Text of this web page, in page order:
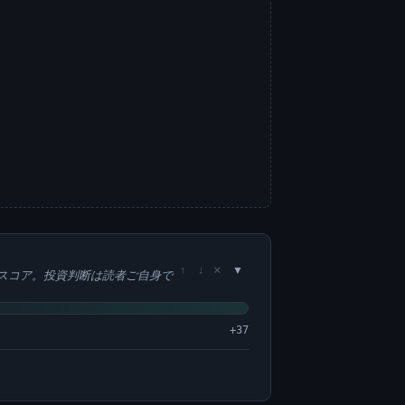
コア。投資判断は読者ご自身で ↑ ↓ ×
+37